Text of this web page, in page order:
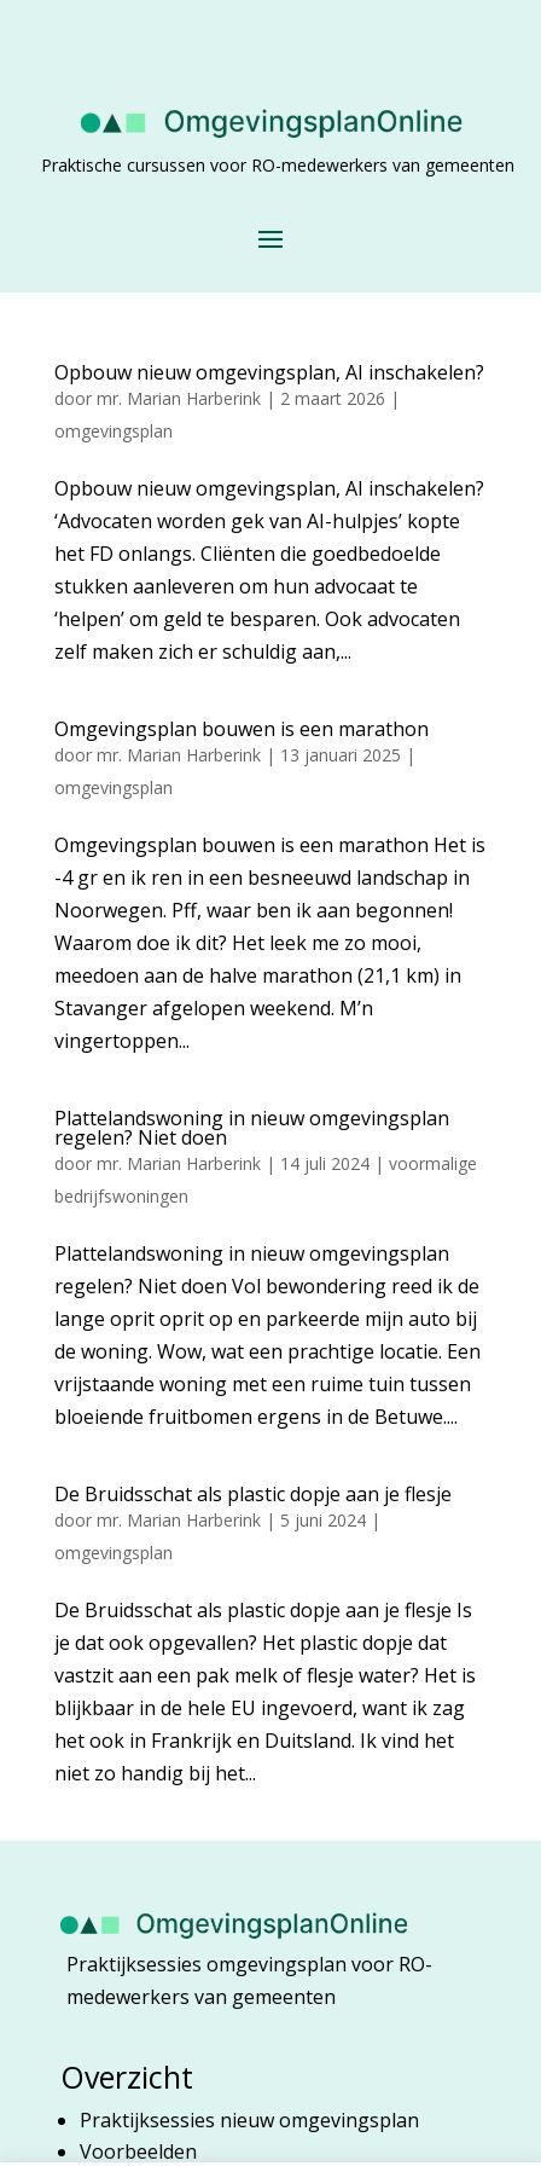
Praktische cursussen voor RO-medewerkers van gemeenten
Opbouw nieuw omgevingsplan, AI inschakelen?
door mr. Marian Harberink| 2 maart 2026 |
omgevingsplan
Opbouw nieuw omgevingsplan, AI inschakelen?
‘Advocaten worden gek van AI-hulpjes’ kopte
het FD onlangs. Cliënten die goedbedoelde
stukken aanleveren om hun advocaat te
‘helpen’ om geld te besparen. Ook advocaten
zelf maken zich er schuldig aan,...
Omgevingsplan bouwen is een marathon
door mr. Marian Harberink| 13 januari 2025 |
omgevingsplan
Omgevingsplan bouwen is een marathon Het is
-4 gr en ik ren in een besneeuwd landschap in
Noorwegen. Pff, waar ben ik aan begonnen!
Waarom doe ik dit? Het leek me zo mooi,
meedoen aan de halve marathon (21,1 km) in
Stavanger afgelopen weekend. M’n
vingertoppen...
Plattelandswoning in nieuw omgevingsplan
regelen? Niet doen
door mr. Marian Harberink| 14 juli 2024 | voormalige
bedrijfswoningen
Plattelandswoning in nieuw omgevingsplan
regelen? Niet doen Vol bewondering reed ik de
lange oprit oprit op en parkeerde mijn auto bij
de woning. Wow, wat een prachtige locatie. Een
vrijstaande woning met een ruime tuin tussen
bloeiende fruitbomen ergens in de Betuwe....
De Bruidsschat als plastic dopje aan je flesje
door mr. Marian Harberink| 5 juni 2024 |
omgevingsplan
De Bruidsschat als plastic dopje aan je flesje Is
je dat ook opgevallen? Het plastic dopje dat
vastzit aan een pak melk of flesje water? Het is
blijkbaar in de hele EU ingevoerd, want ik zag
het ook in Frankrijk en Duitsland. Ik vind het
niet zo handig bij het...
Praktijksessies omgevingsplan voor RO-
medewerkers van gemeenten
Overzicht
Praktijksessies nieuw omgevingsplan
Voorbeelden